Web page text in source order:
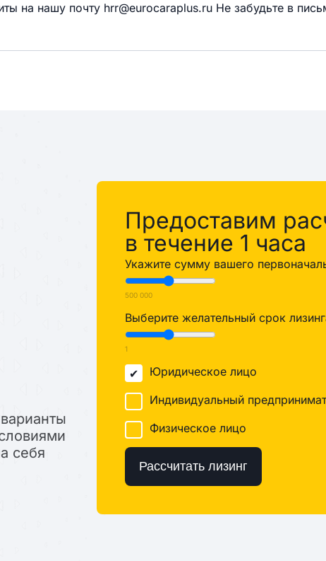
на нашу почту hrr@eurocaraplus.ru Не забудьте в
себя
Предоставим
в течение 1 часа
Укажите сумму вашего
500 000
Выберите желательный срок
1
Юридическое лицо
Индивидуальный
Физическое лицо
Рассчитать лизинг